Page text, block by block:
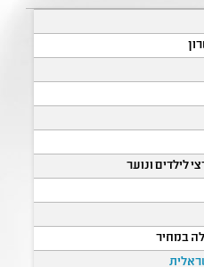
לילדים ונוער
במחיר